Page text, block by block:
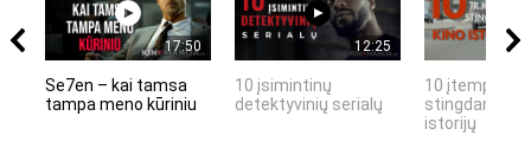
17:50
Se7en – kai tamsa
tampa meno kūriniu
12:25
10 įsimintinų
detektyvinių serialų
10 įtemptų,
stingdančių
istorijų